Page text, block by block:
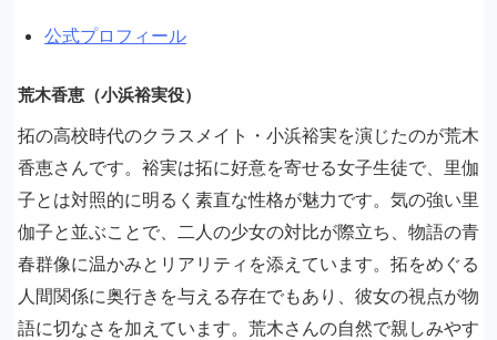
公式プロフィール
荒木香恵（小浜裕実役）
拓の高校時代のクラスメイト・小浜裕実を演じたのが荒木
香恵さんです。裕実は拓に好意を寄せる女子生徒で、里伽
子とは対照的に明るく素直な性格が魅力です。気の強い里
伽子と並ぶことで、二人の少女の対比が際立ち、物語の青
春群像に温かみとリアリティを添えています。拓をめぐる
人間関係に奥行きを与える存在でもあり、彼女の視点が物
語に切なさを加えています。荒木さんの自然で親しみやす